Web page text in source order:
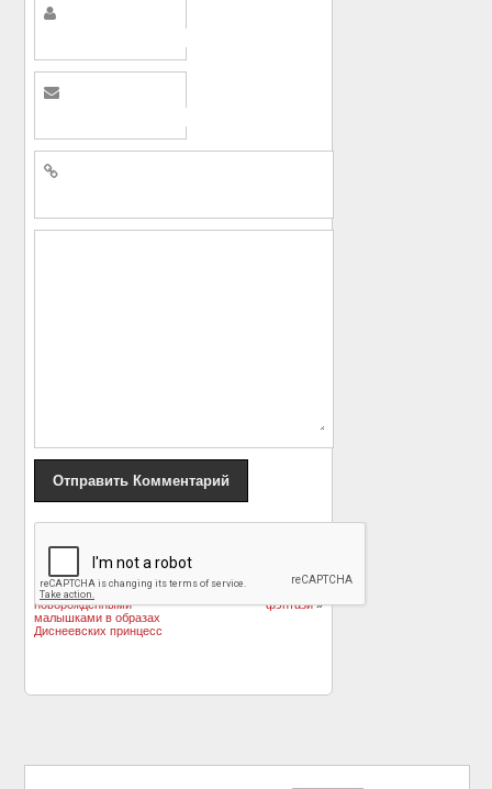
Интернет покорила
фотосессия с
бесподобными
новорожденными
малышками в образах
Диснеевских принцесс
языческие фантазии:
портреты в стиле
фэнтази»